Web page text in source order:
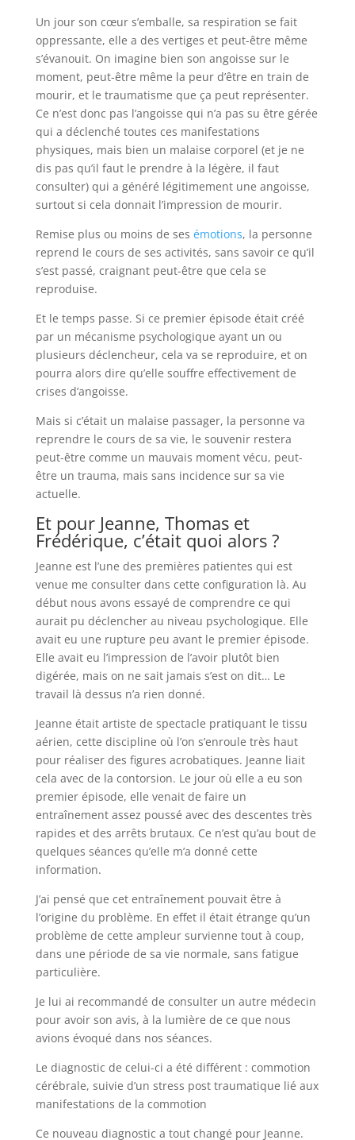
Un jour son cœur s’emballe, sa respiration se fait
oppressante, elle a des vertiges et peut-être même
s’évanouit. On imagine bien son angoisse sur le
moment, peut-être même la peur d’être en train de
mourir, et le traumatisme que ça peut représenter.
Ce n’est donc pas l’angoisse qui n’a pas su être gérée
qui a déclenché toutes ces manifestations
physiques, mais bien un malaise corporel (et je ne
dis pas qu’il faut le prendre à la légère, il faut
consulter) qui a généré légitimement une angoisse,
surtout si cela donnait l’impression de mourir.
Remise plus ou moins de ses émotions, la personne
reprend le cours de ses activités, sans savoir ce qu’il
s’est passé, craignant peut-être que cela se
reproduise.
Et le temps passe. Si ce premier épisode était créé
par un mécanisme psychologique ayant un ou
plusieurs déclencheur, cela va se reproduire, et on
pourra alors dire qu’elle souffre effectivement de
crises d’angoisse.
Mais si c’était un malaise passager, la personne va
reprendre le cours de sa vie, le souvenir restera
peut-être comme un mauvais moment vécu, peut-
être un trauma, mais sans incidence sur sa vie
actuelle.
Et pour Jeanne, Thomas et
Frédérique, c’était quoi alors ?
Jeanne est l’une des premières patientes qui est
venue me consulter dans cette configuration là. Au
début nous avons essayé de comprendre ce qui
aurait pu déclencher au niveau psychologique. Elle
avait eu une rupture peu avant le premier épisode.
Elle avait eu l’impression de l’avoir plutôt bien
digérée, mais on ne sait jamais s’est on dit… Le
travail là dessus n’a rien donné.
Jeanne était artiste de spectacle pratiquant le tissu
aérien, cette discipline où l’on s’enroule très haut
pour réaliser des figures acrobatiques. Jeanne liait
cela avec de la contorsion. Le jour où elle a eu son
premier épisode, elle venait de faire un
entraînement assez poussé avec des descentes très
rapides et des arrêts brutaux. Ce n’est qu’au bout de
quelques séances qu’elle m’a donné cette
information.
J’ai pensé que cet entraînement pouvait être à
l’origine du problème. En effet il était étrange qu’un
problème de cette ampleur survienne tout à coup,
dans une période de sa vie normale, sans fatigue
particulière.
Je lui ai recommandé de consulter un autre médecin
pour avoir son avis, à la lumière de ce que nous
avions évoqué dans nos séances.
Le diagnostic de celui-ci a été différent : commotion
cérébrale, suivie d’un stress post traumatique lié aux
manifestations de la commotion
Ce nouveau diagnostic a tout changé pour Jeanne.